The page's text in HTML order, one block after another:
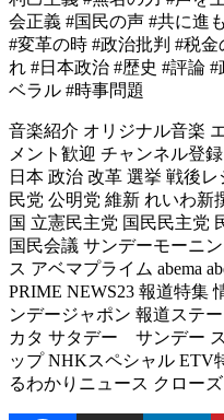
会正義 #国民の声 #共に進
#変革の時 #政治批判 #税
れ #日本政治 #歴史 #評論
ベラル #時事問題
音楽紹介 オリジナル音楽
メント歓迎 チャンネル登
日本 政治 改革 選挙 戦後
民党 公明党 維新 れいわ新
国 立憲民主党 国民民主党
国民会議 サンデーモーニ
ス アベマプライム abema
PRIME NEWS23 報道特集
ンデージャポン 報道ステ
カタ サタデー サンデー
ップ NHKスペシャル ETV
るわかりニュース クロー